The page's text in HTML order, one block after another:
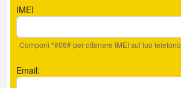
IMEI
Componi *#06# per ottenere IMEI sul tuo telefono
Email: